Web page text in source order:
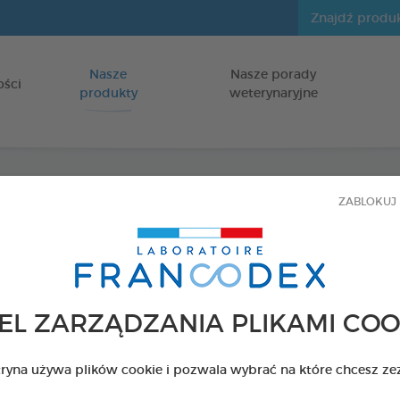
ZARZĄDZANIA PLIKAMI
używa plików cookie i pozwala wybrać na które chcesz
ZABLOKUJ
Idź do zawartości
Nasze
produkty
Nasze porady
weterynaryjne
dla psów
Butelka 50 ml
Kod 172145 - EAN